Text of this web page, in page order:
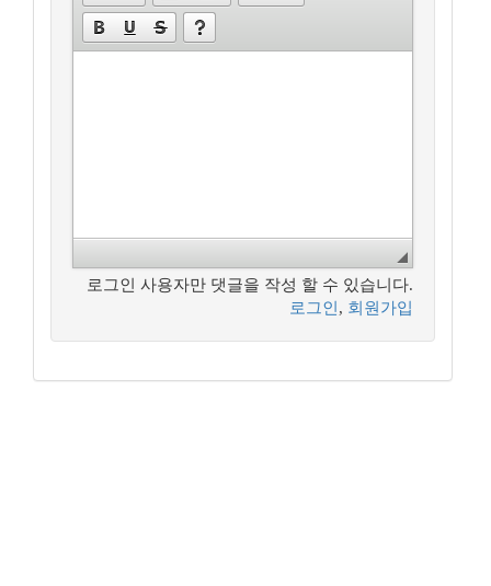
로그인 사용자만 댓글을 작성 할 수 있습니다.
로그인 , 회원가입